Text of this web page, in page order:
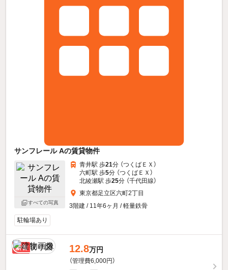
サンフレール Aの賃貸物件
すべての写真
青井駅 歩21分 （つくばＥＸ）
六町駅 歩5分 （つくばＥＸ）
北綾瀬駅 歩25分 （千代田線）
東京都足立区六町2丁目
3階建 / 11年6ヶ月 / 軽量鉄骨
駐輪場あり
新着 12.8万円
（管理費6,000円）